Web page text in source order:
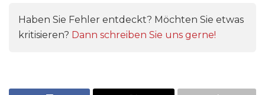
Haben Sie Fehler entdeckt? Möchten Sie etwas
kritisieren? Dann schreiben Sie uns gerne!